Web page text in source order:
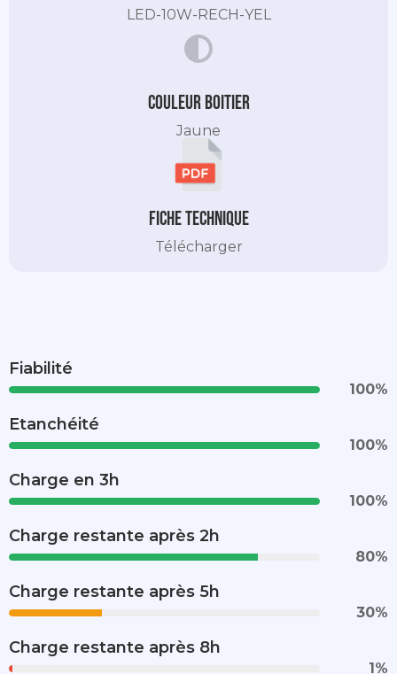
LED-10W-RECH-YEL
Couleur Boitier
Jaune
Fiche technique
Télécharger
Fiabilité
100%
Etanchéité
100%
Charge en 3h
100%
Charge restante après 2h
80%
Charge restante après 5h
30%
Charge restante après 8h
1%